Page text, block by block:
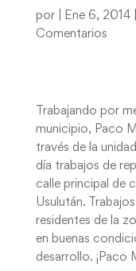
por Ene 6, 2014|
Comentarios
Trabajando por
municipio, Paco
través de la
día trabajos de
calle principal de
Usulután.
residentes de la
en buenas
desarrollo. ¡Paco